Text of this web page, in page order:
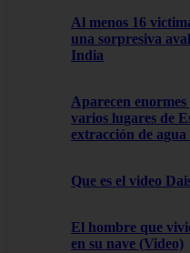
Al menos 16
una sorpresiva
India
Aparecen
varios lugares de
extracción de
Que es el video
El hombre que
en su nave (Video)